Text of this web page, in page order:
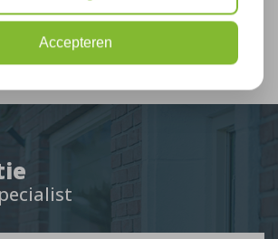
Accepteren